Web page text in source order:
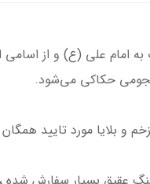
امام علی (ع) و از اسامی
و بلایا مورد تایید